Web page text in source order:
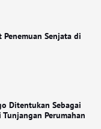
Penemuan Senjata di
Ditentukan Sebagai
Perumahan